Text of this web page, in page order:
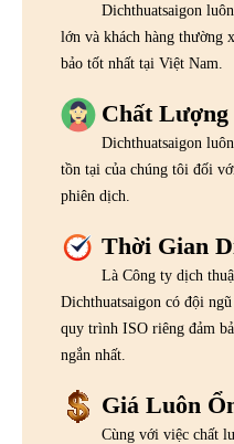
Dichthuatsaigon
lớn và khách hàng thường
bảo tốt nhất tại Việt Nam.
Chất
Dichthuatsaigon
tồn tại của chúng tôi đối
phiên dịch.
Thời Gian
Là Công ty dịch
Dichthuatsaigon có đội
quy trình ISO riêng đảm
ngắn nhất.
Giá Luôn
Cùng với việc chất